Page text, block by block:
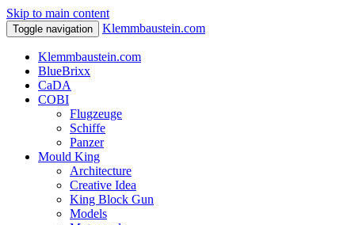
Skip to main content
Toggle navigation Klemmbaustein.com
Klemmbaustein.com
BlueBrixx
CaDA
COBI
Flugzeuge
Schiffe
Panzer
Mould King
Architecture
Creative Idea
King Block Gun
Models